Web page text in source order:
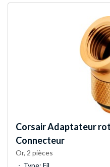
CorsairAdaptateur
Connecteur
Or, 2 pièces